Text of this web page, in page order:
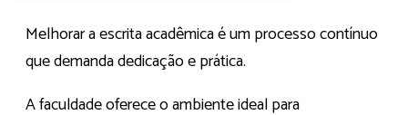
Melhorar a escrita acadêmica é um processo contínuo
que demanda dedicação e prática.
A faculdade oferece o ambiente ideal para